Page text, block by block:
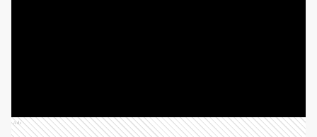
Ads